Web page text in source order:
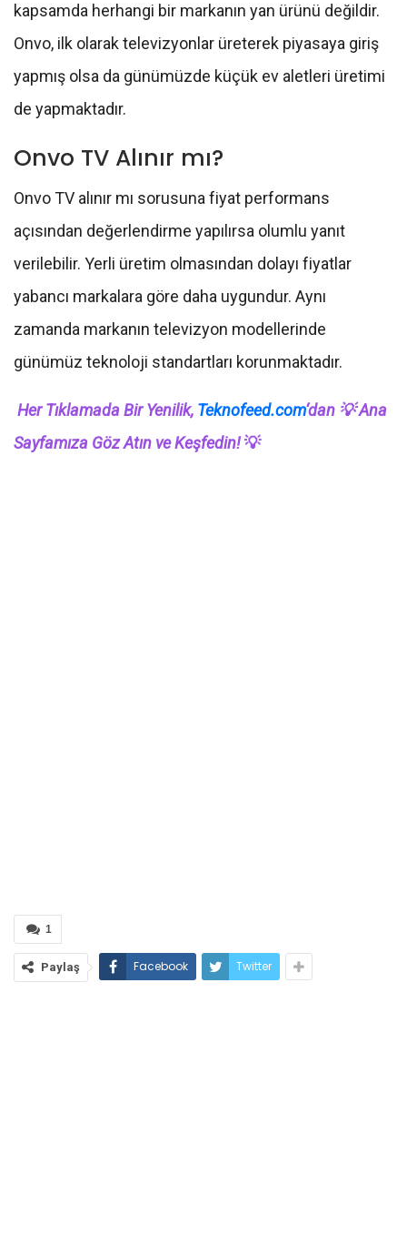
kapsamda herhangi bir markanın yan ürünü değildir.
Onvo, ilk olarak televizyonlar üreterek piyasaya giriş
yapmış olsa da günümüzde küçük ev aletleri üretimi
de yapmaktadır.
Onvo TV Alınır mı?
Onvo TV alınır mı sorusuna fiyat performans
açısından değerlendirme yapılırsa olumlu yanıt
verilebilir. Yerli üretim olmasından dolayı fiyatlar
yabancı markalara göre daha uygundur. Aynı
zamanda markanın televizyon modellerinde
günümüz teknoloji standartları korunmaktadır.
Her Tıklamada Bir Yenilik, Teknofeed.com‘dan 💡 Ana
Sayfamıza Göz Atın ve Keşfedin!💡
1
Paylaş Facebook Twitter